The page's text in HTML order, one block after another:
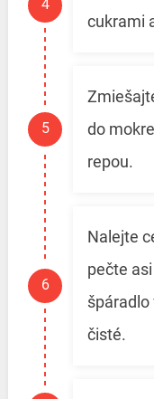
cukrami
do
repou.
Nalejte
pečte
špáradlo
čisté.